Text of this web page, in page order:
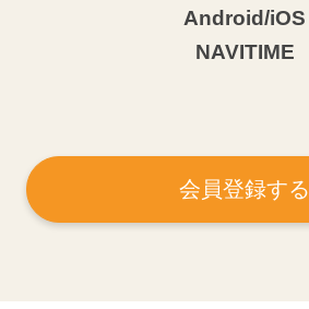
Android/iOS
NAVITIME
会員登録する